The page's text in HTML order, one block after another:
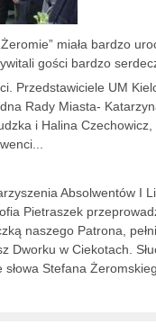
miała bardzo
gości bardzo
Przedstawiciele UM
Rady Miasta-
i Halina
Absolwentów I
Pietraszek
naszego Patrona,
Dworku w Ciekotach.
Stefana